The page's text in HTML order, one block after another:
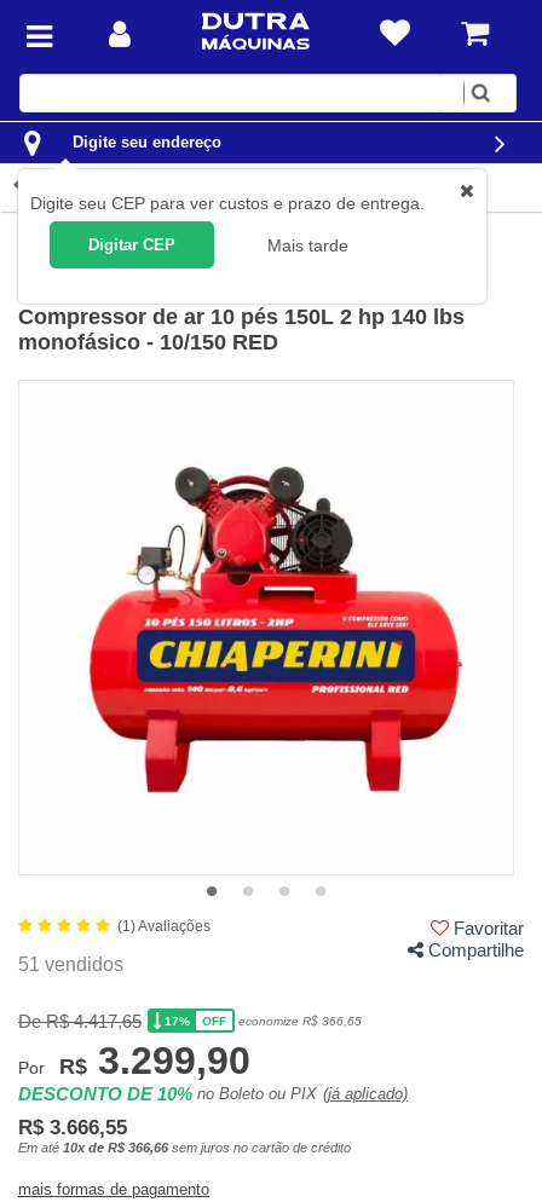
Digite
Digite seu endereço
Digite seu CEP para ver custos e prazo de entrega.
Digitar CEP Mais tarde
Compressores de Ar Compressores de Pistão
Compressor de ar 10 pés 150L 2 hp 140 lbs
monofásico - 10/150 RED
(1) Avaliações
Favoritar
51 vendidos
Compartilhe
De R$ 4.417,65 17% OFF economize R$ 366,65
Por R$ 3.299,90
DESCONTO DE 10% no Boleto ou PIX (já aplicado)
R$ 3.666,55
Em até 10x de R$ 366,66 sem juros no cartão de crédito
mais formas de pagamento